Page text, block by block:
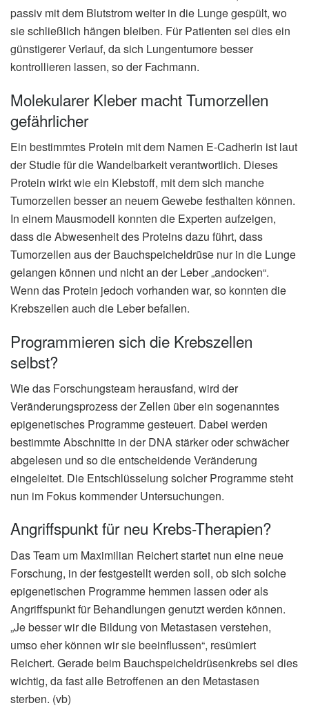
passiv mit dem Blutstrom weiter in die Lunge gespült, wo
sie schließlich hängen bleiben. Für Patienten sei dies ein
günstigerer Verlauf, da sich Lungentumore besser
kontrollieren lassen, so der Fachmann.
Molekularer Kleber macht Tumorzellen
gefährlicher
Ein bestimmtes Protein mit dem Namen E-Cadherin ist laut
der Studie für die Wandelbarkeit verantwortlich. Dieses
Protein wirkt wie ein Klebstoff, mit dem sich manche
Tumorzellen besser an neuem Gewebe festhalten können.
In einem Mausmodell konnten die Experten aufzeigen,
dass die Abwesenheit des Proteins dazu führt, dass
Tumorzellen aus der Bauchspeicheldrüse nur in die Lunge
gelangen können und nicht an der Leber „andocken“.
Wenn das Protein jedoch vorhanden war, so konnten die
Krebszellen auch die Leber befallen.
Programmieren sich die Krebszellen
selbst?
Wie das Forschungsteam herausfand, wird der
Veränderungsprozess der Zellen über ein sogenanntes
epigenetisches Programme gesteuert. Dabei werden
bestimmte Abschnitte in der DNA stärker oder schwächer
abgelesen und so die entscheidende Veränderung
eingeleitet. Die Entschlüsselung solcher Programme steht
nun im Fokus kommender Untersuchungen.
Angriffspunkt für neu Krebs-Therapien?
Das Team um Maximilian Reichert startet nun eine neue
Forschung, in der festgestellt werden soll, ob sich solche
epigenetischen Programme hemmen lassen oder als
Angriffspunkt für Behandlungen genutzt werden können.
„Je besser wir die Bildung von Metastasen verstehen,
umso eher können wir sie beeinflussen“, resümiert
Reichert. Gerade beim Bauchspeicheldrüsenkrebs sei dies
wichtig, da fast alle Betroffenen an den Metastasen
sterben. (vb)